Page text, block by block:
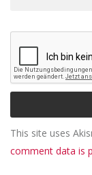
This site uses
comment data is